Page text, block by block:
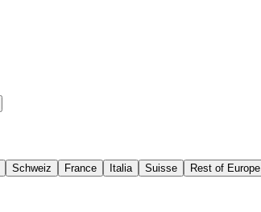
Schweiz France Italia Suisse Rest of Europe